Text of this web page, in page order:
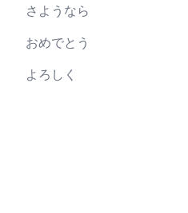
さようなら
おめでとう
よろしく